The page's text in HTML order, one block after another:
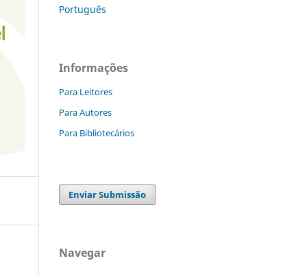
Português
Informações
Para Leitores
Para Autores
Para Bibliotecários
Enviar Submissão
Navegar